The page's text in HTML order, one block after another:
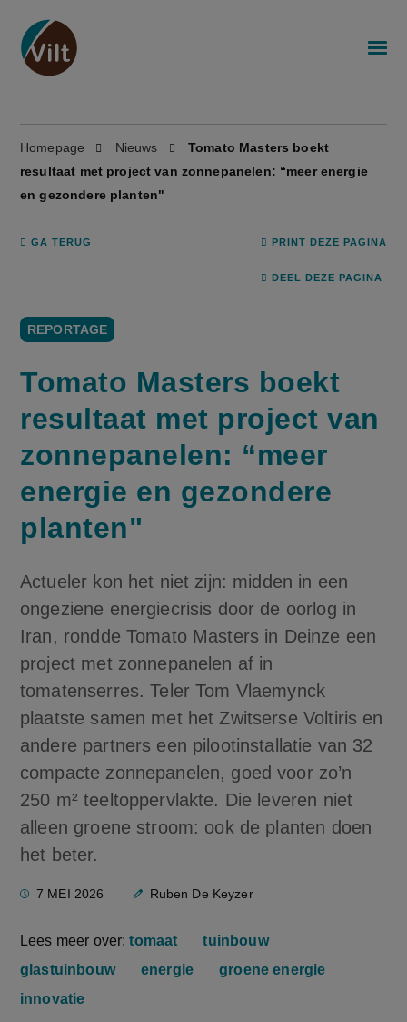
Homepage Nieuws
Tomato Masters boekt
resultaat met project van zonnepanelen: “meer energie
en gezondere planten"
GA TERUG PRINT DEZE PAGINA
DEEL DEZE PAGINA
REPORTAGE
Tomato Masters boekt
resultaat met project van
zonnepanelen: “meer
energie en gezondere
planten"
Actueler kon het niet zijn: midden in een
ongeziene energiecrisis door de oorlog in
Iran, rondde Tomato Masters in Deinze een
project met zonnepanelen af in
tomatenserres. Teler Tom Vlaemynck
plaatste samen met het Zwitserse Voltiris en
andere partners een pilootinstallatie van 32
compacte zonnepanelen, goed voor zo’n
250 m² teeltoppervlakte. Die leveren niet
alleen groene stroom: ook de planten doen
het beter.
7 MEI 2026 Ruben De Keyzer
Lees meer over:tomaat
tuinbouw
glastuinbouw
energie
groene energie
innovatie